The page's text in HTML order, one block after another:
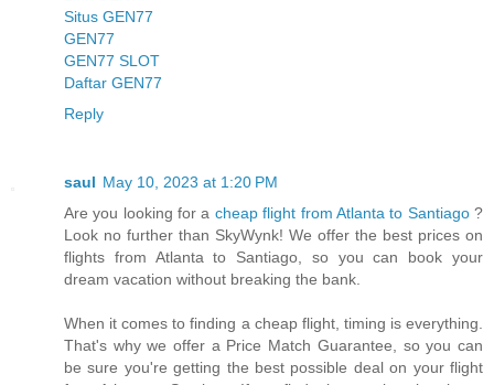
Situs GEN77
GEN77
GEN77 SLOT
Daftar GEN77
Reply
saul May 10, 2023 at 1:20 PM
Are you looking for a cheap flight from Atlanta to Santiago?
Look no further than SkyWynk! We offer the best prices on
flights from Atlanta to Santiago, so you can book your
dream vacation without breaking the bank.
When it comes to finding a cheap flight, timing is everything.
That's why we offer a Price Match Guarantee, so you can
be sure you're getting the best possible deal on your flight